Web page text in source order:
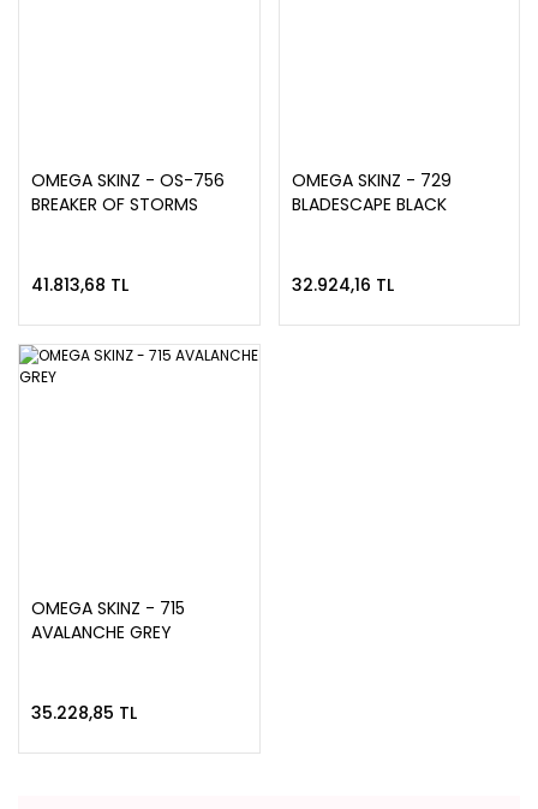
OMEGA SKINZ - OS-756
BREAKER OF STORMS
41.813,68 TL
OMEGA SKINZ - 729
BLADESCAPE BLACK
32.924,16 TL
OMEGA SKINZ - 715
AVALANCHE GREY
35.228,85 TL